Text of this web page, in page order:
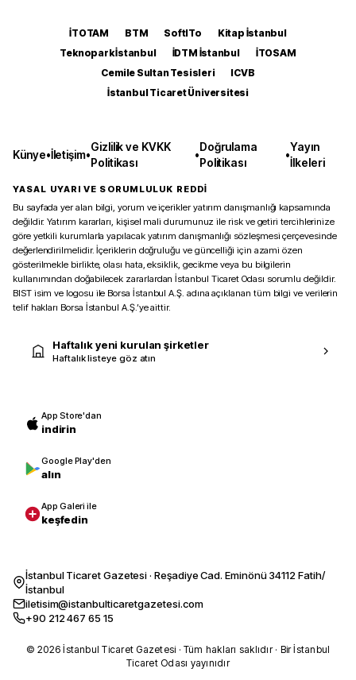
İTOTAM BTM SoftITo
Kitap İstanbul
Teknopark İstanbul
İDTM İstanbul
İTOSAM
Cemile Sultan Tesisleri
ICVB
İstanbul Ticaret Üniversitesi
Künye•İletişim•
Gizlilik ve KVKK
Politikası
•
Doğrulama
Politikası
•
Yayın
İlkeleri
YASAL UYARI VE SORUMLULUK REDDİ
Bu sayfada yer alan bilgi, yorum ve içerikler yatırım danışmanlığı kapsamında
değildir. Yatırım kararları, kişisel mali durumunuz ile risk ve getiri tercihlerinize
göre yetkili kurumlarla yapılacak yatırım danışmanlığı sözleşmesi çerçevesinde
değerlendirilmelidir. İçeriklerin doğruluğu ve güncelliği için azami özen
gösterilmekle birlikte, olası hata, eksiklik, gecikme veya bu bilgilerin
kullanımından doğabilecek zararlardan İstanbul Ticaret Odası sorumlu değildir.
BIST isim ve logosu ile Borsa İstanbul A.Ş. adına açıklanan tüm bilgi ve verilerin
telif hakları Borsa İstanbul A.Ş.’ye aittir.
Haftalık yeni kurulan şirketler
Haftalık listeye göz atın
App Store'dan
indirin
Google Play'den
alın
App Galeri ile
keşfedin
İstanbul Ticaret Gazetesi · Reşadiye Cad. Eminönü 34112 Fatih/
İstanbul
iletisim@istanbulticaretgazetesi.com
+90 212 467 65 15
© 2026 İstanbul Ticaret Gazetesi · Tüm hakları saklıdır · Bir İstanbul
Ticaret Odası yayınıdır